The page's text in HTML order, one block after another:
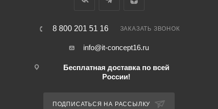
8 800 201 51 16 ЗАКАЗАТЬ ЗВОНОК
info@it-concept16.ru
Бесплатная доставка по всей
России!
ПОДПИСАТЬСЯ НА РАССЫЛКУ